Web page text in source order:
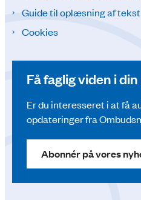
Guide til oplæsning af tekst
Cookies
Få faglig viden i
Er du interesseret i at få
opdateringer fra
Abonnér på vores